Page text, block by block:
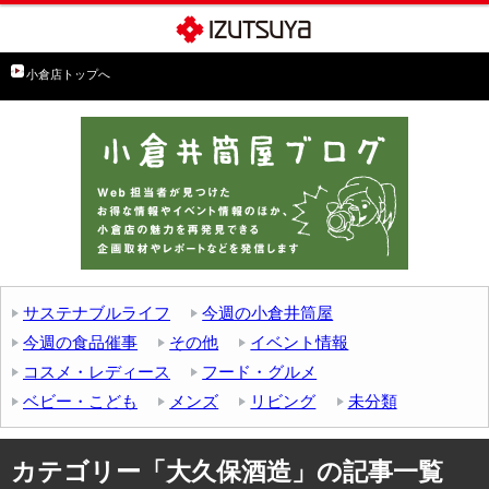
小倉店トップへ
サステナブルライフ
今週の小倉井筒屋
今週の食品催事
その他
イベント情報
コスメ・レディース
フード・グルメ
ベビー・こども
メンズ リビング 未分類
カテゴリー「大久保酒造」の記事一覧